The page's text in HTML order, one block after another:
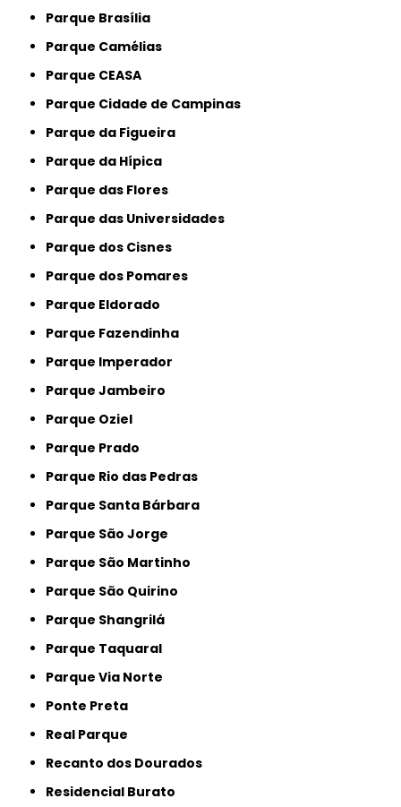
Parque Brasília
Parque Camélias
Parque CEASA
Parque Cidade de Campinas
Parque da Figueira
Parque da Hípica
Parque das Flores
Parque das Universidades
Parque dos Cisnes
Parque dos Pomares
Parque Eldorado
Parque Fazendinha
Parque Imperador
Parque Jambeiro
Parque Oziel
Parque Prado
Parque Rio das Pedras
Parque Santa Bárbara
Parque São Jorge
Parque São Martinho
Parque São Quirino
Parque Shangrilá
Parque Taquaral
Parque Via Norte
Ponte Preta
Real Parque
Recanto dos Dourados
Residencial Burato